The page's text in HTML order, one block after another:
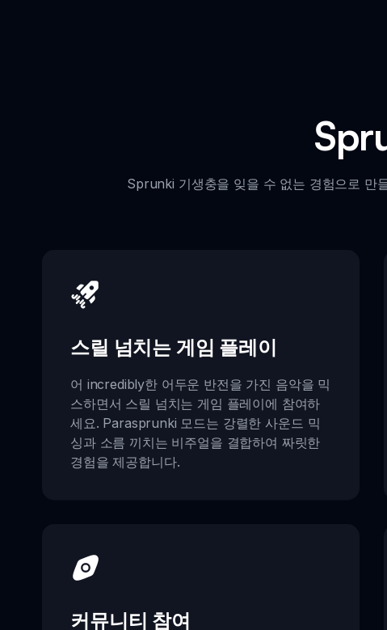
Sprunki 기생충을 잊을 수 없는 경험으로 만
스릴 넘치는 게임 플레이
어 incredibly한 어두운 반전을 가진 음악을 믹
스하면서 스릴 넘치는 게임 플레이에 참여하
세요. Parasprunki 모드는 강렬한 사운드 믹
싱과 소름 끼치는 비주얼을 결합하여 짜릿한
경험을 제공합니다.
커뮤니티 참여